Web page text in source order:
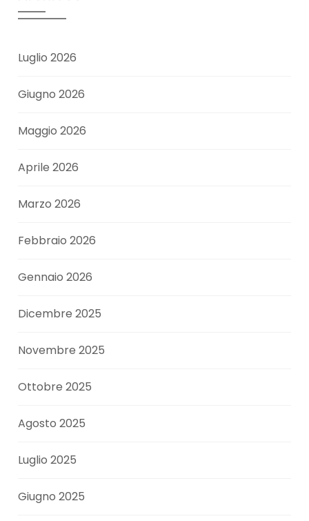
Luglio 2026
Giugno 2026
Maggio 2026
Aprile 2026
Marzo 2026
Febbraio 2026
Gennaio 2026
Dicembre 2025
Novembre 2025
Ottobre 2025
Agosto 2025
Luglio 2025
Giugno 2025